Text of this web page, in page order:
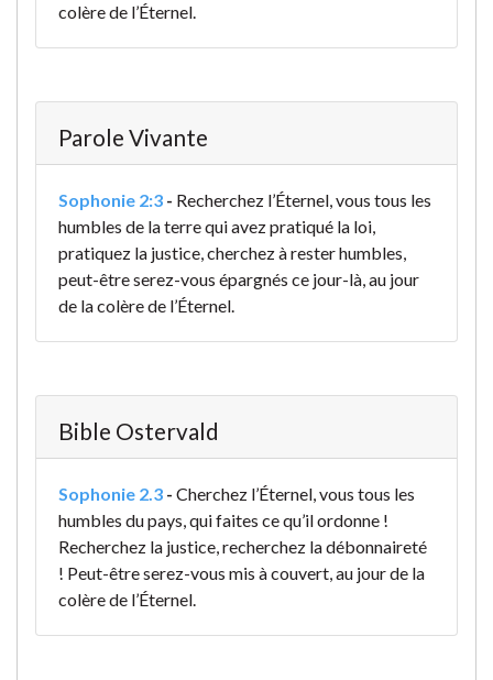
colère de l’Éternel.
Parole Vivante
Sophonie 2:3 - Recherchez l’Éternel, vous tous les
humbles de la terre qui avez pratiqué la loi,
pratiquez la justice, cherchez à rester humbles,
peut-être serez-vous épargnés ce jour-là, au jour
de la colère de l’Éternel.
Bible Ostervald
Sophonie 2.3 - Cherchez l’Éternel, vous tous les
humbles du pays, qui faites ce qu’il ordonne !
Recherchez la justice, recherchez la débonnaireté
! Peut-être serez-vous mis à couvert, au jour de la
colère de l’Éternel.